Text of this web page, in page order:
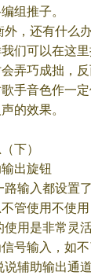
组推子。
外，还有什么
们可以在这
弄巧成拙，
手音色作一
的效果。
下）
出旋钮
路输入都设置
管使用不使
使用是非常灵
号输入，如
说辅助输出通